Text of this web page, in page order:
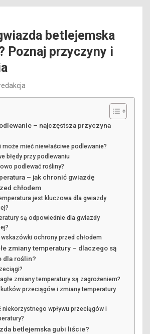
betlejemska
Poznaj przyczyny i
– najczęstsza przyczyna
może mieć niewłaściwe podlewanie?
błędy przy podlewaniu
podlewać rośliny?
– jak chronić gwiazdę
chłodem
jest kluczowa dla gwiazdy
są odpowiednie dla gwiazdy
wskazówki ochrony przed chłodem
zmiany temperatury – dlaczego są
dla roślin?
zmiany temperatury są zagrożeniem?
przeciągów i zmiany temperatury
niekorzystnego wpływu przeciągów i
betlejemska gubi liście?